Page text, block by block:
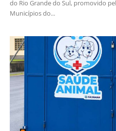
do Rio Grande do Sul, promovido
Municípios do...